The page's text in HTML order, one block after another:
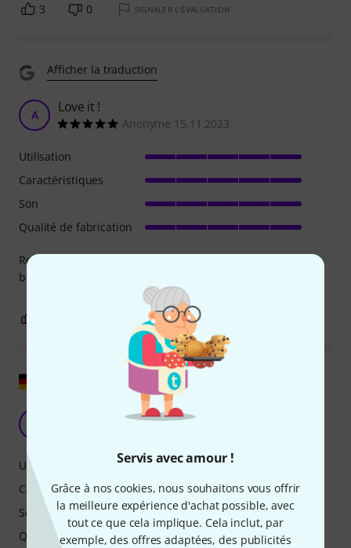
Servis avec amour !
Grâce à nos cookies, nous souhaitons vous offrir
la meilleure expérience d'achat possible, avec
tout ce que cela implique. Cela inclut, par
exemple, des offres adaptées, des publicités
3 0 SIGNALER L'ÉVALUATION
Afficher la traduction
A Love it !
Anonyme 15.11.2023
Really good amp !! made the sound more wide in front to
back, details are move accurate ! thanks !
Utilisation
Caractéristiques
Son
Qualité de fabrication
SIGNALER L'ÉVALUATION
Excellente qualité en provenance d'Allemagne
Utilisation
Caractéristiques
Son
Qualité de fabrication